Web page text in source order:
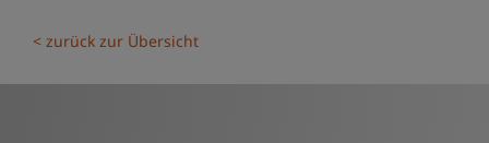
< zurück zur Übersicht